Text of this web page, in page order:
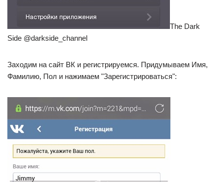
The Dark
Side @darkside_channel
Заходим на сайт ВК и регистрируемся. Придумываем Имя,
Фамилию, Пол и нажимаем "Зарегистрироваться":